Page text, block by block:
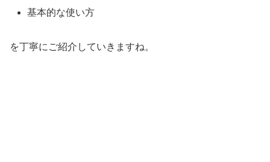
基本的な使い方
を丁寧にご紹介していきますね。